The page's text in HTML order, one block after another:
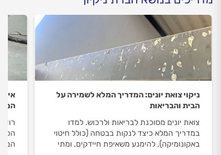
ניקוי צואת יונים: המדריך המלא לשמירה על
הבית והבריאות
צואת יונים מסוכנת לבריאות ולרכוש. למדו
במדריך המלא כיצד לנקות בבטחה (כולל חיטוי
באקונומיקה), להימנע משאיפת חיידקים, ומתי
איך
הכל